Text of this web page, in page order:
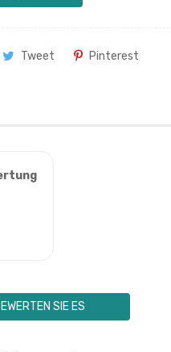
Tweet Pinterest
SIE ES